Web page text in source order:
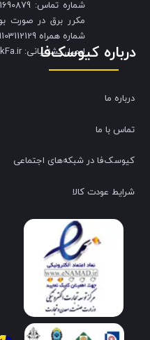
مکرر برق در صورت
شماره همراه 09103112129 در تماس باشید.
​​​​​​​ایمیل پشتیبانی: Support@KioskFa.ir
درباره کیوسک‌فا
درباره ما
تماس با ما
کیوسک‌فا در شبکه‌های اجتماعی
شرایط عودت کالا